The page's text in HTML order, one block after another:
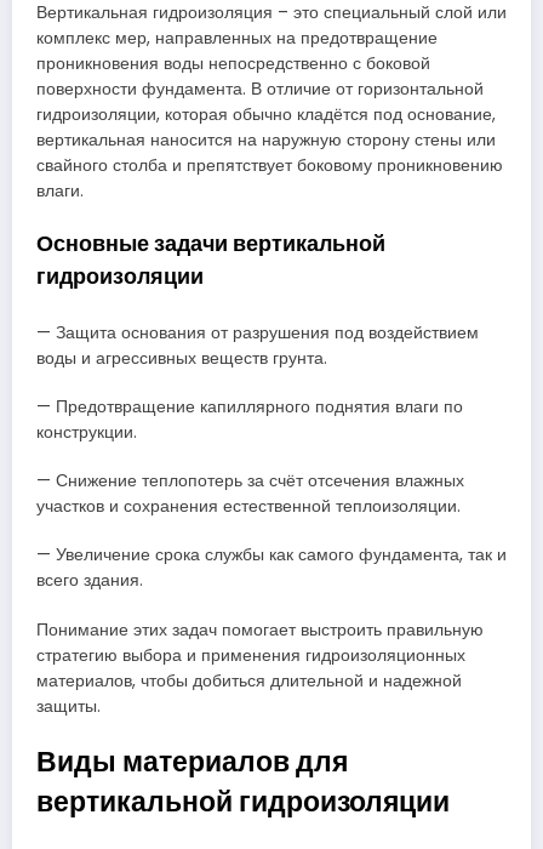
Вертикальная гидроизоляция – это специальный слой или
комплекс мер, направленных на предотвращение
проникновения воды непосредственно с боковой
поверхности фундамента. В отличие от горизонтальной
гидроизоляции, которая обычно кладётся под основание,
вертикальная наносится на наружную сторону стены или
свайного столба и препятствует боковому проникновению
влаги.
Основные задачи вертикальной
гидроизоляции
— Защита основания от разрушения под воздействием
воды и агрессивных веществ грунта.
— Предотвращение капиллярного поднятия влаги по
конструкции.
— Снижение теплопотерь за счёт отсечения влажных
участков и сохранения естественной теплоизоляции.
— Увеличение срока службы как самого фундамента, так и
всего здания.
Понимание этих задач помогает выстроить правильную
стратегию выбора и применения гидроизоляционных
материалов, чтобы добиться длительной и надежной
защиты.
Виды материалов для
вертикальной гидроизоляции